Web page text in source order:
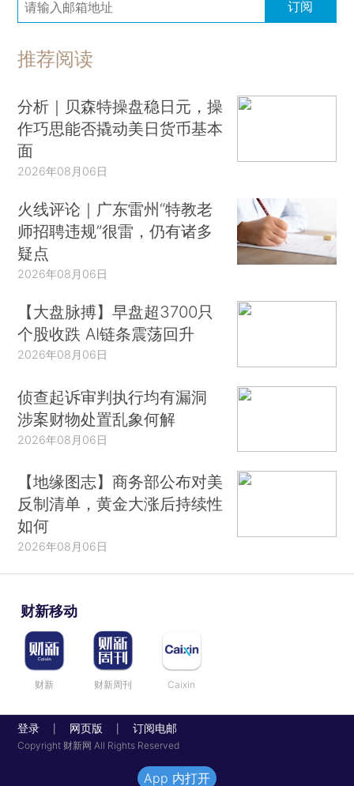
订阅
推荐阅读
分析｜贝森特操盘稳日元，操
作巧思能否撬动美日货币基本
面
2026年08月06日
火线评论｜广东雷州“特教老
师招聘违规”很雷，仍有诸多
疑点
2026年08月06日
【大盘脉搏】早盘超3700只
个股收跌 AI链条震荡回升
2026年08月06日
侦查起诉审判执行均有漏洞
涉案财物处置乱象何解
2026年08月06日
【地缘图志】商务部公布对美
反制清单，黄金大涨后持续性
如何
2026年08月06日
财新移动
财新 财新周刊 Caixin
登录 网页版 订阅电邮
Copyright 财新网 All Rights Reserved
App 内打开